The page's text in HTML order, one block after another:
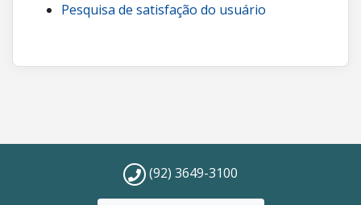
Pesquisa de satisfação do usuário
(92) 3649-3100